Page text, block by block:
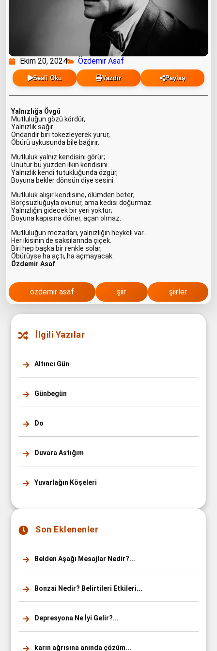
Ekim 20, 2024 Özdemir Asaf
Sesli Oku Yazdır Paylaş
Yalnızlığa Övgü
Mutluluğun gözü kördür,
Yalnızlık sağır.
Ondandır biri tökezleyerek yürür,
Öbürü uykusunda bile bağırır.
Mutluluk yalnız kendisini görür;
Unutur bu yüzden ilkin kendisini.
Yalnızlık kendi tutukluğunda özgür,
Boyuna bekler dönsün diye sesini.
Mutluluk alışır kendisine, ölümden beter;
Borçsuzluğuyla övünür, ama kedisi doğurmaz.
Yalnızlığın gidecek bir yeri yoktur;
Boyuna kapısına döner, açan olmaz.
Mutluluğun mezarları, yalnızlığın heykeli var..
Her ikisinin de saksılarında çiçek.
Biri hep başka bir renkle solar,
Öbürüyse ha açtı, ha açmayacak.
Özdemir Asaf
özdemir asaf şiir şiirler
İlgili Yazılar
Altıncı Gün
Günbegün
Do
Duvara Astığım
Yuvarlağın Köşeleri
Son Eklenenler
Belden Aşağı Mesajlar Nedir?...
Bonzai Nedir? Belirtileri Etkileri...
Depresyona Ne İyi Gelir?...
karın ağrısına anında çözüm...